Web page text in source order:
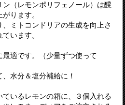
（レモンポリフェノール）は醗
ります。
ミトコンドリアの生成を向上さ
います。
適です。（少量ずつ使って
水分＆塩分補給に！
いるレモンの箱に、３個入れる